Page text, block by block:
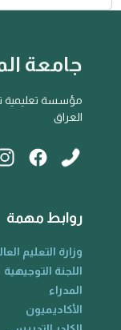
جامعة
مؤسسة تعليمية
العراق
روابط مهمة
وزارة التعليم
اللجنة التوجيهية
المدراء
الأكاديميون